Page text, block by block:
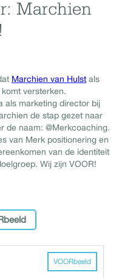
Marchien
Marchien van Hulst als
versterken.
als marketing director bij
de stap gezet naar
de naam: @Merkcoaching.
van Merk positionering en
van de identiteit
Wij zijn VOOR!
VOORbeeld